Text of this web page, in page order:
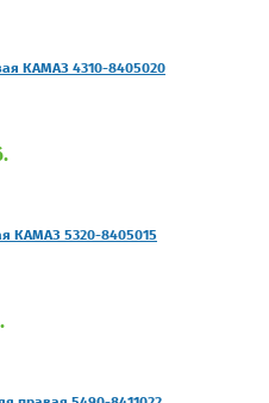
КАМАЗ 4310-8405020
КАМАЗ 5320-8405015